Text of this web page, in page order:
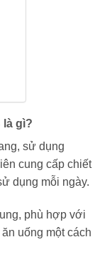
là gì?
sử dụng
cung cấp chiết
dụng mỗi ngày.
phù hợp với
uống một cách